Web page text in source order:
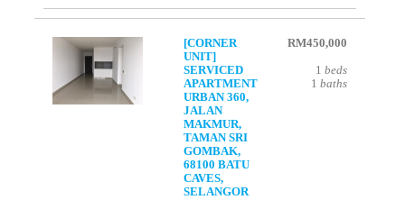
[CORNER
UNIT]
SERVICED
APARTMENT
URBAN 360,
JALAN
MAKMUR,
TAMAN SRI
GOMBAK,
68100 BATU
CAVES,
SELANGOR
RM450,000
1 beds
1 baths